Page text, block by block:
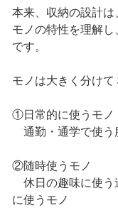
本来、収納の設計は
モノの特性を理解
です。
モノは大きく分けて
①日常的に使うモノ
通勤・通学で使う
②随時使うモノ
休日の趣味に使う
に使うモノ